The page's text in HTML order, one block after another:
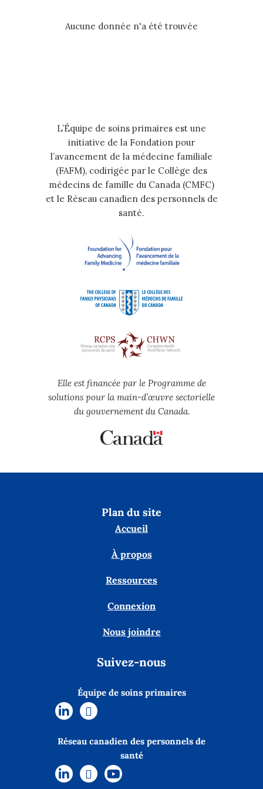
Aucune donnée n'a été trouvée
L’Équipe de soins primaires est une
initiative de la Fondation pour
l’avancement de la médecine familiale
(FAFM), codirigée par le Collège des
médecins de famille du Canada (CMFC)
et le Réseau canadien des personnels de
santé.
Elle est financée par le Programme de
solutions pour la main-d’œuvre sectorielle
du gouvernement du Canada.
Plan du site
Accueil
À propos
Ressources
Connexion
Nous joindre
Suivez-nous
Équipe de soins primaires
Réseau canadien des personnels de
santé